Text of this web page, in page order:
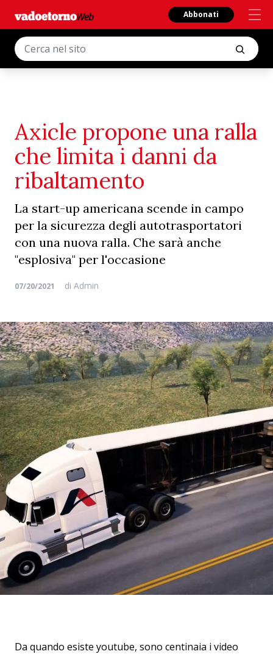
Abbonati
Axicle propone una ralla
che limita i danni da
ribaltamento
La start-up americana scende in campo
per la sicurezza degli autotrasportatori
con una nuova ralla. Che sarà anche
"esplosiva" per l'occasione
07/20/2021 di Admin
Da quando esiste youtube, sono centinaia i video